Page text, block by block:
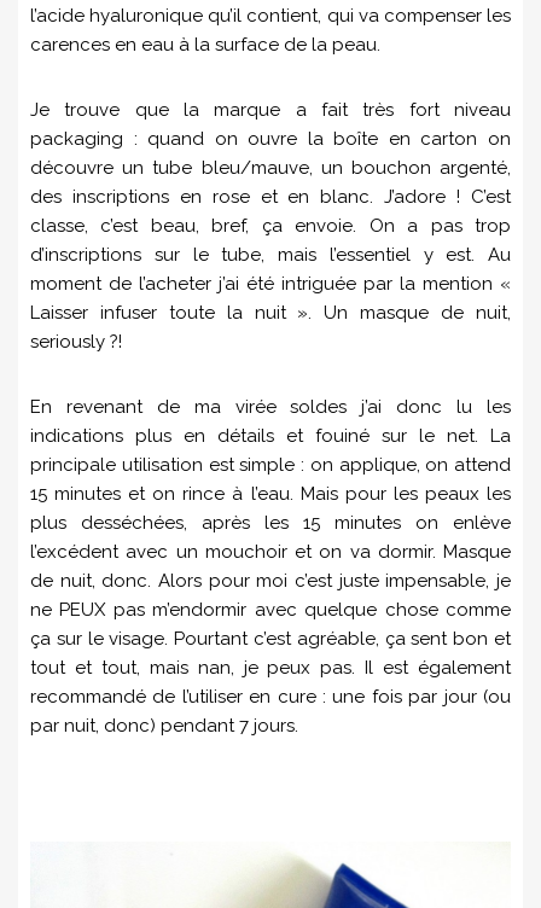
l’acide hyaluronique qu’il contient, qui va compenser les
carences en eau à la surface de la peau.
Je trouve que la marque a fait très fort niveau
packaging : quand on ouvre la boîte en carton on
découvre un tube bleu/mauve, un bouchon argenté,
des inscriptions en rose et en blanc. J’adore ! C’est
classe, c’est beau, bref, ça envoie. On a pas trop
d’inscriptions sur le tube, mais l’essentiel y est. Au
moment de l’acheter j’ai été intriguée par la mention «
Laisser infuser toute la nuit ». Un masque de nuit,
seriously ?!
En revenant de ma virée soldes j’ai donc lu les
indications plus en détails et fouiné sur le net. La
principale utilisation est simple : on applique, on attend
15 minutes et on rince à l’eau. Mais pour les peaux les
plus desséchées, après les 15 minutes on enlève
l’excédent avec un mouchoir et on va dormir. Masque
de nuit, donc. Alors pour moi c’est juste impensable, je
ne PEUX pas m’endormir avec quelque chose comme
ça sur le visage. Pourtant c’est agréable, ça sent bon et
tout et tout, mais nan, je peux pas. Il est également
recommandé de l’utiliser en cure : une fois par jour (ou
par nuit, donc) pendant 7 jours.